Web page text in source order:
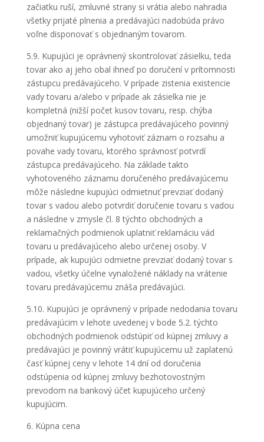
začiatku ruší, zmluvné strany si vrátia alebo nahradia
všetky prijaté plnenia a predávajúci nadobúda právo
voľne disponovať s objednaným tovarom.
5.9. Kupujúci je oprávnený skontrolovať zásielku, teda
tovar ako aj jeho obal ihneď po doručení v prítomnosti
zástupcu predávajúceho. V prípade zistenia existencie
vady tovaru a/alebo v prípade ak zásielka nie je
kompletná (nižší počet kusov tovaru, resp. chýba
objednaný tovar) je zástupca predávajúceho povinný
umožniť kupujúcemu vyhotoviť záznam o rozsahu a
povahe vady tovaru, ktorého správnosť potvrdí
zástupca predávajúceho. Na základe takto
vyhotoveného záznamu doručeného predávajúcemu
môže následne kupujúci odmietnuť prevziať dodaný
tovar s vadou alebo potvrdiť doručenie tovaru s vadou
a následne v zmysle čl. 8 týchto obchodných a
reklamačných podmienok uplatniť reklamáciu vád
tovaru u predávajúceho alebo určenej osoby. V
prípade, ak kupujúci odmietne prevziať dodaný tovar s
vadou, všetky účelne vynaložené náklady na vrátenie
tovaru predávajúcemu znáša predávajúci.
5.10. Kupujúci je oprávnený v prípade nedodania tovaru
predávajúcim v lehote uvedenej v bode 5.2. týchto
obchodných podmienok odstúpiť od kúpnej zmluvy a
predávajúci je povinný vrátiť kupujúcemu už zaplatenú
časť kúpnej ceny v lehote 14 dní od doručenia
odstúpenia od kúpnej zmluvy bezhotovostným
prevodom na bankový účet kupujúceho určený
kupujúcim.
6. Kúpna cena